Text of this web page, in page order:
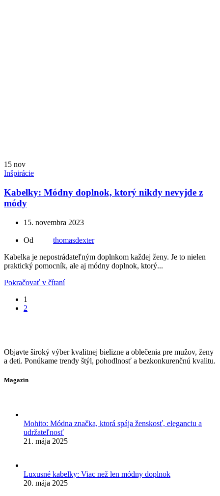
15 nov
Inšpirácie
Kabelky: Módny doplnok, ktorý nikdy nevyjde z
módy
15. novembra 2023
Od
thomasdexter
Kabelka je nepostrádateľným doplnkom každej ženy. Je to nielen
praktický pomocník, ale aj módny doplnok, ktorý...
Pokračovať v čítaní
1
2
Objavte široký výber kvalitnej bielizne a oblečenia pre mužov, ženy
a deti. Ponúkame trendy štýl, pohodlnosť a bezkonkurenčnú kvalitu.
Magazín
Mohito: Módna značka, ktorá spája ženskosť, eleganciu a
udržateľnosť
21. mája 2025
Luxusné kabelky: Viac než len módny doplnok
20. mája 2025